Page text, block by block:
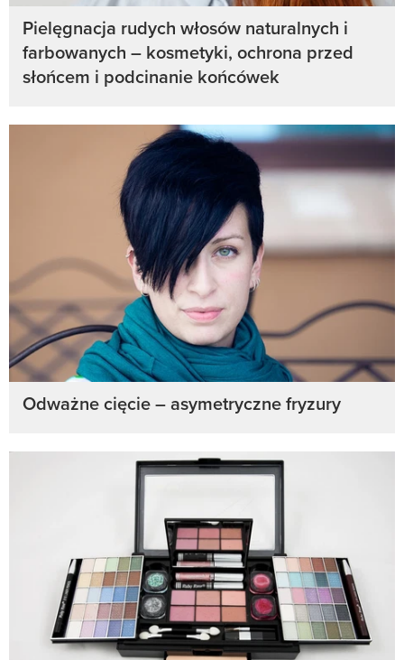
Pielęgnacja rudych włosów naturalnych i
farbowanych – kosmetyki, ochrona przed
słońcem i podcinanie końcówek
Odważne cięcie – asymetryczne fryzury